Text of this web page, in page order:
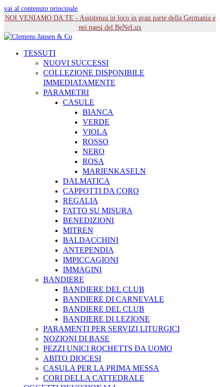
vai al contenuto principale
NOI VENIAMO DA TE - Assistenza in loco in gran parte della Germania e
nei paesi del BeNeLux
TESSUTI
NUOVI SUCCESSI
COLLEZIONE DISPONIBILE
IMMEDIATAMENTE
PARAMETRI
CASULE
BIANCA
VERDE
VIOLA
ROSSO
NERO
ROSA
MARIENKASELN
DALMATICA
CAPPOTTI DA CORO
REGALIA
FATTO SU MISURA
BENEDIZIONI
MITREN
BALDACCHINI
ANTEPENDIA
IMPICCAGIONI
IMMAGINI
BANDIERE
BANDIERE DEL CLUB
BANDIERE DI CARNEVALE
BANDIERE DEL CLUB
BANDIERE DI LEZIONE
PARAMENTI PER SERVIZI LITURGICI
NOZIONI DI BASE
PEZZI UNICI ROCHETTS DA UOMO
ABITO DIOCESI
CASULA PER LA PRIMA MESSA
CORI DELLA CATTEDRALE